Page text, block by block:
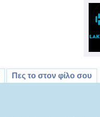
Πες το στον φίλο σου